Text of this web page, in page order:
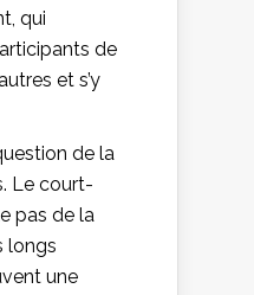
qui
de
et s’y
de la
Le court-
pas de la
longs
une